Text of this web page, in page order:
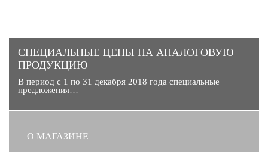
CПЕЦИАЛЬНЫЕ ЦЕНЫ НА АНАЛОГОВУЮ
ПРОДУКЦИЮ
В период с 1 по 31 декабря 2018 года специальные
предложения…
О МАГАЗИНЕ